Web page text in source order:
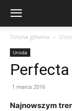
Strona główna
Uroda
1 marca 2016
Najnowszym